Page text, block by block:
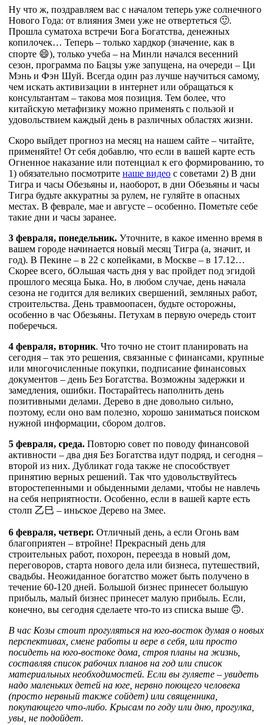
Ну что ж, поздравляем вас с началом теперь уже солнечного
Нового Года: от влияния Змеи уже не отвертеться 🙂.
Прошла суматоха встречи Бога Богатства, денежных
копилочек… Теперь – только хардкор (значение, как в
спорте 😄), только учеба – на Минли начался весенний
сезон, программа по Бацзы уже запущена, на очереди – Ци
Мэнь и Фэн Шуй. Всегда один раз лучше научиться самому,
чем искать активизации в интернет или обращаться к
консультантам – такова моя позиция. Тем более, что
китайскую метафизику можно применять с пользой и
удовольствием каждый день в различных областях жизни.
Скоро выйдет прогноз на месяц на нашем сайте – читайте,
применяйте! От себя добавлю, что если в вашей карте есть
Огненное наказание или потенциал к его формированию, то
1) обязательно посмотрите наше видео с советами 2) В дни
Тигра и часы Обезьяны и, наоборот, в дни Обезьяны и часы
Тигра будьте аккуратны за рулем, не гуляйте в опасных
местах. В феврале, мае и августе – особенно. Пометьте себе
такие дни и часы заранее.
3 февраля, понедельник. Уточните, в какое именно время в
вашем городе начинается новый месяц Тигра (а, значит, и
год). В Пекине – в 22 с копейками, в Москве – в 17.12…
Скорее всего, бОльшая часть дня у вас пройдет под эгидой
прошлого месяца Быка. Но, в любом случае, день начала
сезона не годится для великих свершений, земляных работ,
строительства. День травмоопасен, будьте осторожны,
особенно в час Обезьяны. Петухам в первую очередь стоит
поберечься.
4 февраля, вторник. Что точно не стоит планировать на
сегодня – так это решения, связанные с финансами, крупные
или многочисленные покупки, подписание финансовых
документов – день Без Богатства. Возможны задержки и
замедления, ошибки. Постарайтесь наполнить день
позитивными делами. Дерево в дне довольно сильно,
поэтому, если оно вам полезно, хорошо заниматься поиском
нужной информации, сбором долгов.
5 февраля, среда. Повторю совет по поводу финансовой
активности – два дня Без Богатства идут подряд, и сегодня –
второй из них. Дубликат года также не способствует
принятию верных решений. Так что удовольствуйтесь
второстепенными и обыденными делами, чтобы не навлечь
на себя неприятности. Особенно, если в вашей карте есть
столп 乙巳 – иньское Дерево на Змее.
6 февраля, четверг. Отличный день, а если Огонь вам
благоприятен – втройне! Прекрасный день для
строительных работ, похорон, переезда в новый дом,
переговоров, старта нового дела или бизнеса, путешествий,
свадьбы. Неожиданное богатство может быть получено в
течение 60-120 дней. Большой бизнес принесет большую
прибыль, малый бизнес принесет малую прибыль. Если,
конечно, вы сегодня сделаете что-то из списка выше 🙃.
В час Козы стоит прогуляться на юго-восток думая о новых
перспективах, смене работы и вере в себя, или просто
посидеть на юго-востоке дома, строя планы на жизнь,
составляя список рабочих планов на год или список
материальных необходимостей. Если вы гуляете – увидеть
надо маленьких детей на юге, нервно поющего человека
(просто нервный также сойдет) или священника,
покупающего что-либо. Крысам по году или дню, прогулка,
увы, не подойдет.